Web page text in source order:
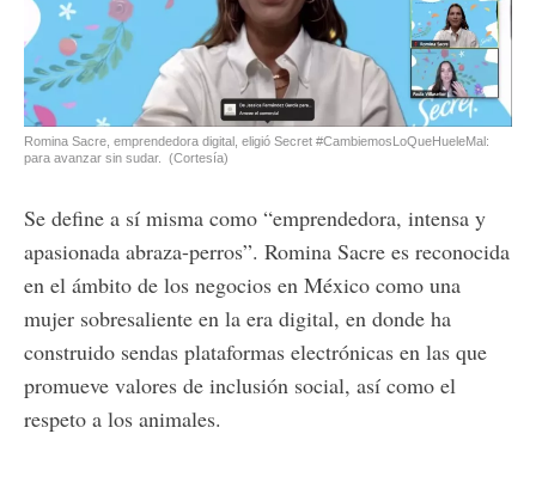
Romina Sacre, emprendedora digital, eligió Secret #CambiemosLoQueHueleMal:
para avanzar sin sudar.
(Cortesía)
Se define a sí misma como “emprendedora, intensa y
apasionada abraza-perros”. Romina Sacre es reconocida
en el ámbito de los negocios en México como una
mujer sobresaliente en la era digital, en donde ha
construido sendas plataformas electrónicas en las que
promueve valores de inclusión social, así como el
respeto a los animales.